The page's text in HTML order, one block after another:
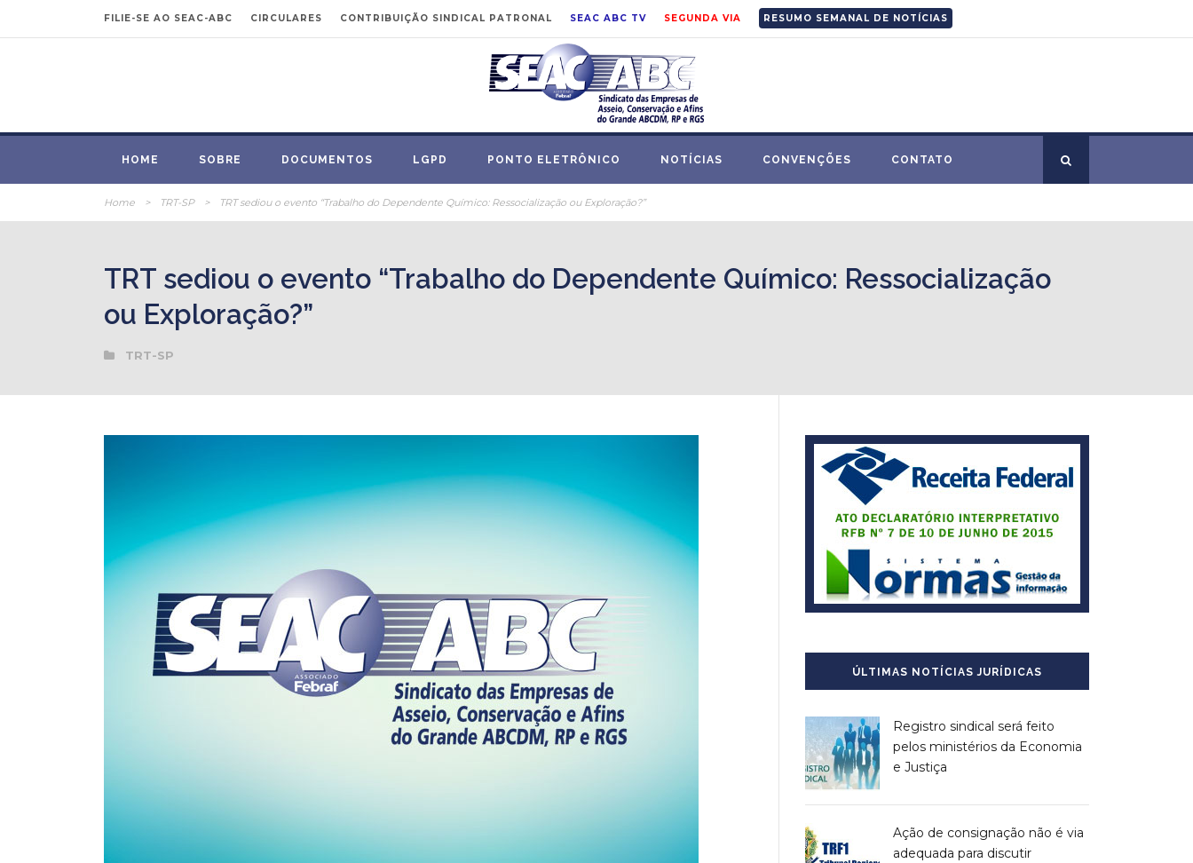
FILIE-SE AO SEAC-ABC CIRCULARES CONTRIBUIÇÃO SINDICAL PATRONAL SEAC ABC TV SEGUNDA VIA RESUMO SEMANAL DE NOTÍCIAS
HOME SOBRE DOCUMENTOS LGPD PONTO ELETRÔNICO NOTÍCIAS CONVENÇÕES CONTATO
Home > TRT-SP > TRT sediou o evento “Trabalho do Dependente Químico: Ressocialização ou Exploração?”
TRT sediou o evento “Trabalho do Dependente Químico: Ressocialização
ou Exploração?”
TRT-SP
ÚLTIMAS NOTÍCIAS JURÍDICAS
Registro sindical será feito
pelos ministérios da Economia
e Justiça
Ação de consignação não é via
adequada para discutir